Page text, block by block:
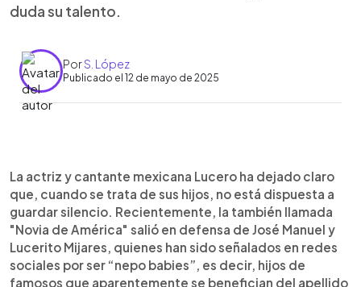
duda su talento.
PorS. López
Publicado el 12 de mayo de 2025
► Escuchar artículo
La actriz y cantante mexicana Lucero ha dejado claro
que, cuando se trata de sus hijos, no está dispuesta a
guardar silencio. Recientemente, la también llamada
"Novia de América" salió en defensa de José Manuel y
Lucerito Mijares, quienes han sido señalados en redes
sociales por ser “nepo babies”, es decir, hijos de
famosos que aparentemente se benefician del apellido